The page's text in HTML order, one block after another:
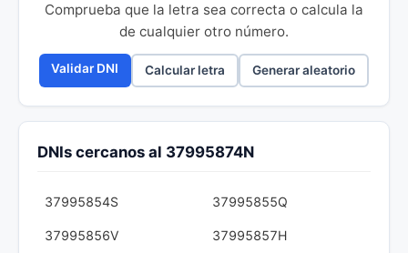
Comprueba que la letra sea correcta o calcula la
de cualquier otro número.
Validar DNI Calcular letra Generar aleatorio
DNIs cercanos al 37995874N
37995854S 37995855Q
37995856V 37995857H